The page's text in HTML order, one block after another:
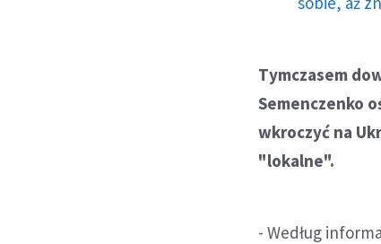
Tymczasem
Semenczenko
wkroczyć na
"lokalne".
- Według